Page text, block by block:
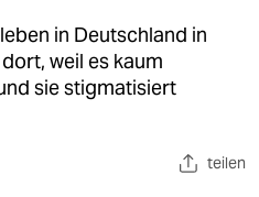
in Deutschland in
weil es kaum
sie stigmatisiert
teilen